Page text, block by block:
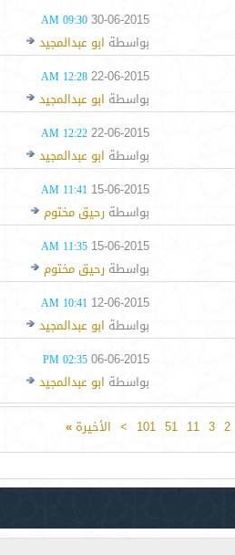
30-06-2015
09:30 AM
بواسطة ابو عبدالمجيد
22-06-2015
12:28 AM
بواسطة ابو عبدالمجيد
22-06-2015
12:22 AM
بواسطة ابو عبدالمجيد
15-06-2015
11:41 AM
بواسطةرحيق مختوم
15-06-2015
11:35 AM
بواسطةرحيق مختوم
12-06-2015
10:41 AM
بواسطة ابو عبدالمجيد
06-06-2015
02:35 PM
بواسطة ابو عبدالمجيد
2
3
11
51
101
> الأخيرة»